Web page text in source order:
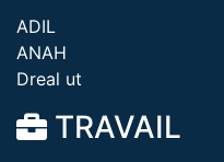
ADIL
ANAH
Dreal ut
TRAVAIL